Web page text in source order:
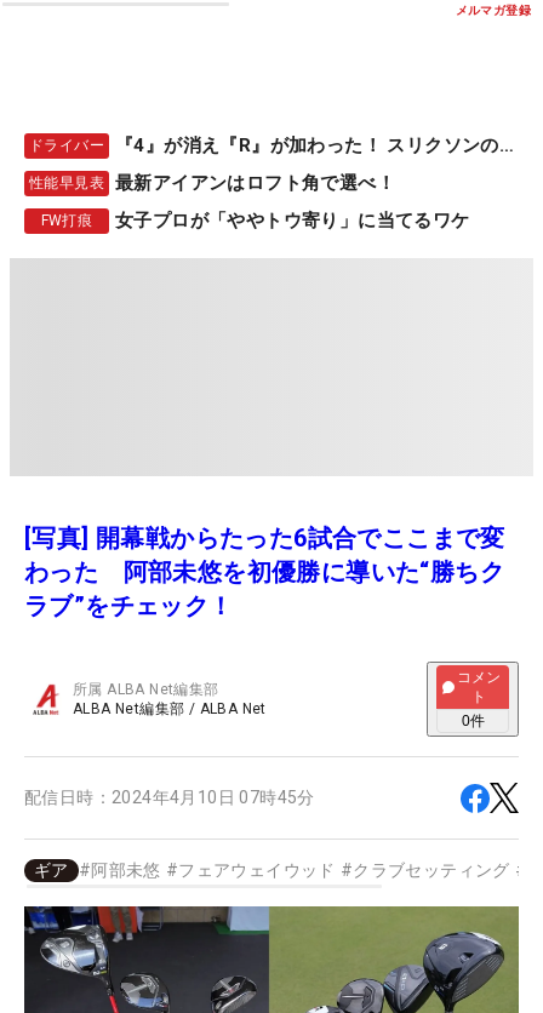
メルマガ登録
ドライバー 『4』が消え『R』が加わった！ スリクソンの新作
性能早見表 最新アイアンはロフト角で選べ！
FW打痕 女子プロが「ややトウ寄り」に当てるワケ
[写真] 開幕戦からたった6試合でここまで変
わった 阿部未悠を初優勝に導いた“勝ちク
ラブ”をチェック！
所属ALBA Net編集部
ALBA Net編集部 / ALBA Net
コメン
ト
0件
配信日時： 2024年4月10日 07時45分
ギア #阿部未悠 #フェアウェイウッド #クラブセッティング #